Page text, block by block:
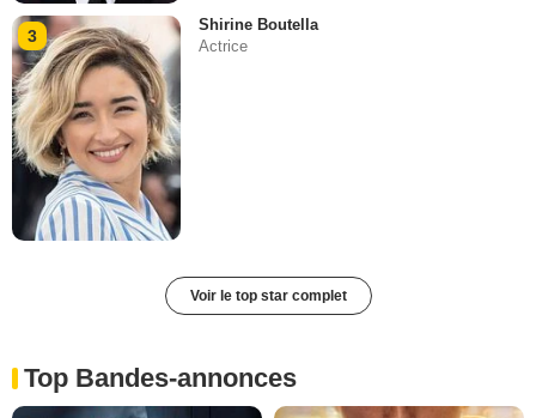
3
Shirine Boutella
Actrice
Voir le top star complet
Top Bandes-annonces